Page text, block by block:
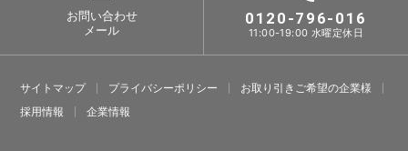
お問い合わせ
メール
0120-796-016
11:00-19:00 水曜定休日
サイトマップ プライバシーポリシー
お取り引きご希望の企業様
採⽤情報
企業情報